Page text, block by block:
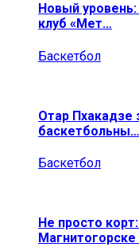
Новый
клуб «Мет…
Баскетбол
Отар Пхакадзе
баскетбольны…
Баскетбол
Не просто